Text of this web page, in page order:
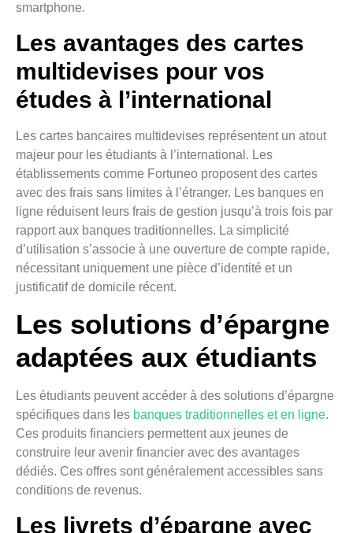
smartphone.
Les avantages des cartes
multidevises pour vos
études à l’international
Les cartes bancaires multidevises représentent un atout
majeur pour les étudiants à l’international. Les
établissements comme Fortuneo proposent des cartes
avec des frais sans limites à l’étranger. Les banques en
ligne réduisent leurs frais de gestion jusqu’à trois fois par
rapport aux banques traditionnelles. La simplicité
d’utilisation s’associe à une ouverture de compte rapide,
nécessitant uniquement une pièce d’identité et un
justificatif de domicile récent.
Les solutions d’épargne
adaptées aux étudiants
Les étudiants peuvent accéder à des solutions d’épargne
spécifiques dans les banques traditionnelles et en ligne.
Ces produits financiers permettent aux jeunes de
construire leur avenir financier avec des avantages
dédiés. Ces offres sont généralement accessibles sans
conditions de revenus.
Les livrets d’épargne avec